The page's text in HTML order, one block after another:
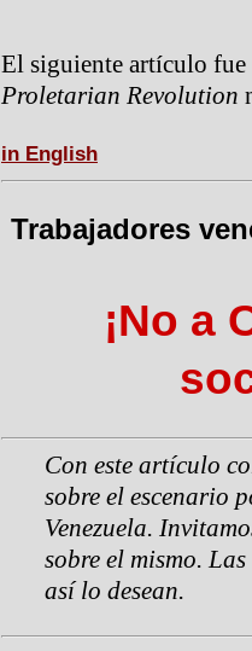
El siguiente artículo
Proletarian Revolution
in English
Trabajadores
¡No a
Con este artículo
sobre el escenario
Venezuela.
sobre el mismo.
así lo desean.